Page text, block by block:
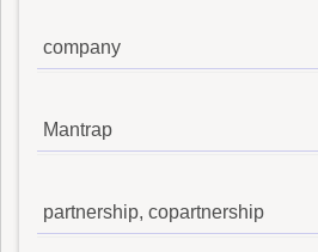
company
Mantrap
partnership, copartnership